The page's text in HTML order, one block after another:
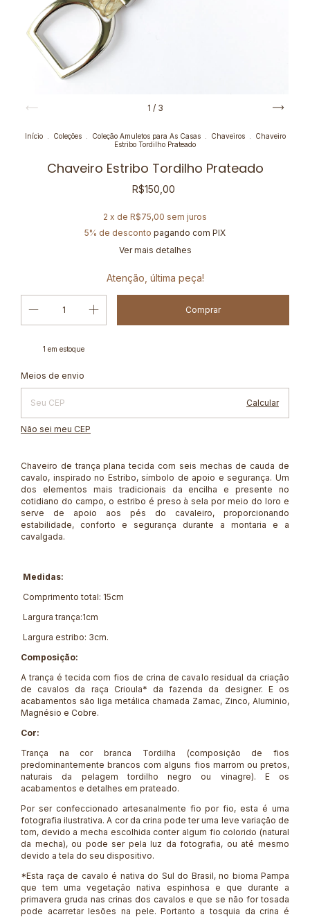
1 / 3
Início Coleções Coleção Amuletos para As Casas Chaveiros
Chaveiro
Estribo Tordilho Prateado
Chaveiro Estribo Tordilho Prateado
R$150,00
2 x de R$75,00 sem juros
5% de desconto pagando com PIX
Ver mais detalhes
Atenção, última peça!
1 em estoque
Entregas para o CEP:
Meios de envio
Calcular
Não sei meu CEP
Chaveiro de trança plana tecida com seis mechas de cauda de
cavalo, inspirado no Estribo, símbolo de apoio e segurança. Um
dos elementos mais tradicionais da encilha e presente no
cotidiano do campo, o estribo é preso à sela por meio do loro e
serve de apoio aos pés do cavaleiro, proporcionando
estabilidade, conforto e segurança durante a montaria e a
cavalgada.
Medidas:
Comprimento total: 15cm
Largura trança:1cm
Largura estribo: 3cm.
Composição:
A trança é tecida com fios de crina de cavalo residual da criação
de cavalos da raça Crioula* da fazenda da designer. E os
acabamentos são liga metálica chamada Zamac, Zinco, Aluminio,
Magnésio e Cobre.
Cor:
Trança na cor branca Tordilha (composição de fios
predominantemente brancos com alguns fios marrom ou pretos,
naturais da pelagem tordilho negro ou vinagre). E os
acabamentos e detalhes em prateado.
Por ser confeccionado artesanalmente fio por fio, esta é uma
fotografia ilustrativa. A cor da crina pode ter uma leve variação de
tom, devido a mecha escolhida conter algum fio colorido (natural
da mecha), ou pode ser pela luz da fotografia, ou até mesmo
devido a tela do seu dispositivo.
*Esta raça de cavalo é nativa do Sul do Brasil, no bioma Pampa
que tem uma vegetação nativa espinhosa e que durante a
primavera gruda nas crinas dos cavalos e que se não for tosada
pode acarretar lesões na pele. Portanto a tosquia da crina é